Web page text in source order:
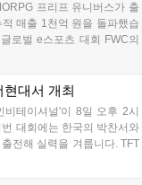
프리프 유니버스가 출
매출 1천억 원을 돌파했습
로벌 e스포츠 대회 FWC의
건에서 시즌을 함께 즐기는
필리핀 마닐라에서 총상금
널이 개최될 예정이며, 위메
기 성장 모델을 지속할 방침
대서 개최
테이셔널'이 8일 오후 2시
대회에는 한국의 박찬서와
전해 실력을 겨룹니다. TFT
한 대회 구조를 가지며, 누